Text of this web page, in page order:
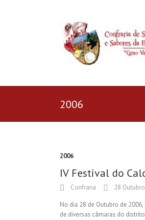
2006
2006
IV Festival do
Confraria 28
No dia 28 de Outubro de
de diversas câmaras do